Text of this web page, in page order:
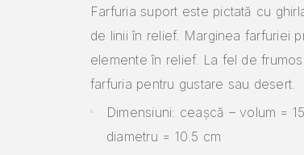
Farfuria suport este pictată cu
de linii în relief. Marginea farfuriei
elemente în relief. La fel de
farfuria pentru gustare sau desert.
Dimensiuni: ceașcă – volum =
diametru = 10.5 cm